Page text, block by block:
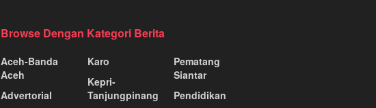
Browse Dengan Kategori Berita
Aceh-Banda
Aceh
Advertorial
Karo
Kepri-
Tanjungpinang
Pematang
Siantar
Pendidikan